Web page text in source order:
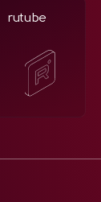
rutube